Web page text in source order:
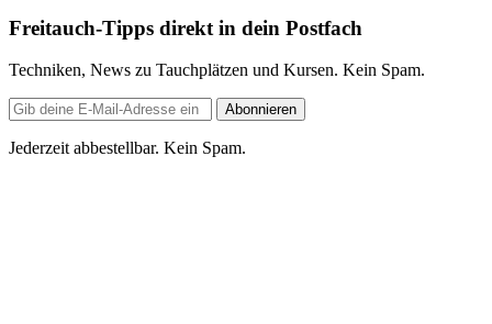
Freitauch-Tipps direkt in dein Postfach
Techniken, News zu Tauchplätzen und Kursen. Kein Spam.
E-
Mail-
Adresse
Abonnieren
Jederzeit abbestellbar. Kein Spam.